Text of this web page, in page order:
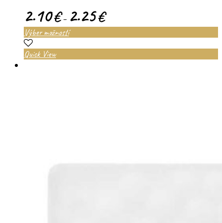
2.10€– 2.25€
Výber možností
Quick View